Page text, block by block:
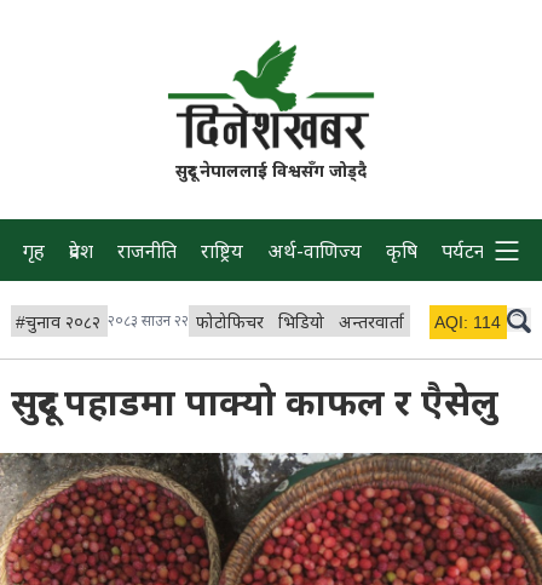
सुदूर नेपाललाई विश्वसँग जोड्दै
गृह प्रदेश राजनीति राष्ट्रिय अर्थ-वाणिज्य कृषि पर्यटन प्रवास
#चुनाव २०८२ २०८३ साउन २२ फोटोफिचर भिडियो अन्तरवार्ता विचार/ब्लग
AQI: 114
सुदूर पहाडमा पाक्यो काफल र एैसेलु